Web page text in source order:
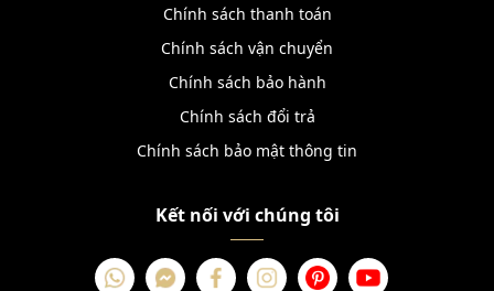
Chính sách thanh toán
Chính sách vận chuyển
Chính sách bảo hành
Chính sách đổi trả
Chính sách bảo mật thông tin
Kết nối với chúng tôi